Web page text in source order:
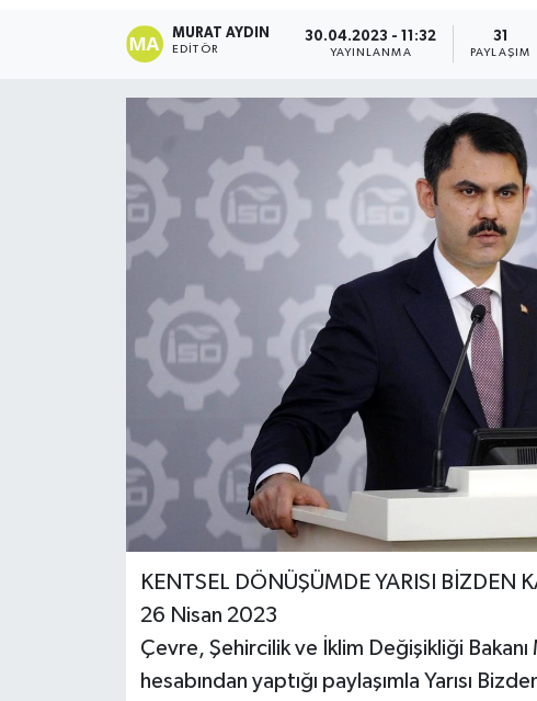
MURAT AYDIN
EDITÖR
30.04.2023 - 11:32
YAYINLANMA
31
PAYLAŞIM
KENTSEL DÖNÜŞÜMDE YARISI BİZDEN
26 Nisan 2023
Çevre, Şehircilik ve İklim Değişikliği
hesabından yaptığı paylaşımla Yarısı